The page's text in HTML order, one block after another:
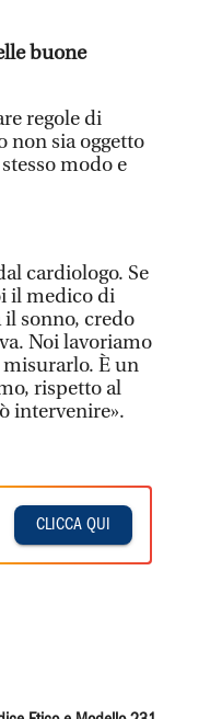
buone
regole di
non sia oggetto
modo e
cardiologo. Se
il medico di
il sonno, credo
Noi lavoriamo
È un
rispetto al
intervenire».
CLICCA QUI